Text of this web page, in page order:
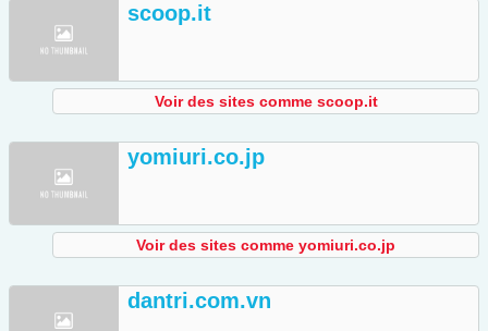
scoop.it
Voir des sites comme scoop.it
yomiuri.co.jp
Voir des sites comme yomiuri.co.jp
dantri.com.vn